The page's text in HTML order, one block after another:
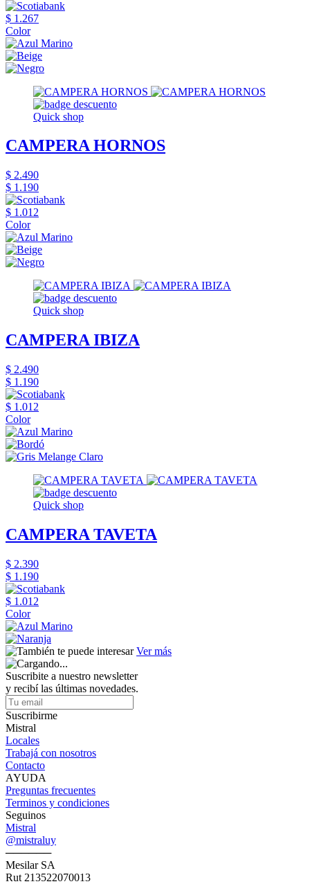
$ 1.267
Color
Quick shop
CAMPERA HORNOS
$ 2.490
$ 1.190
$ 1.012
Color
Quick shop
CAMPERA IBIZA
$ 2.490
$ 1.190
$ 1.012
Color
Quick shop
CAMPERA TAVETA
$ 2.390
$ 1.190
$ 1.012
Color
Ver más
Suscribite a nuestro newsletter
y recibí las últimas novedades.
Suscribirme
Mistral
Locales
Trabajá con nosotros
Contacto
AYUDA
Preguntas frecuentes
Terminos y condiciones
Seguinos
Mistral
@mistraluy
──────
Mesilar SA
Rut 213522070013